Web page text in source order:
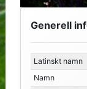
Generell
Latinskt namn
Namn